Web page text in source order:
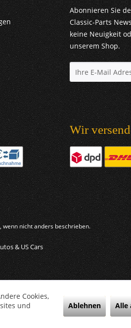
Abonnieren Sie
Classic-Parts
keine Neuigkeit
unserem Shop.
Wir
nicht anders beschrieben.
& US Cars
Cookies,
und
Ablehnen Alle